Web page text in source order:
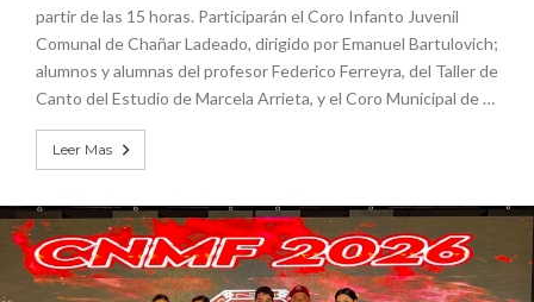
partir de las 15 horas. Participarán el Coro Infanto Juvenil
Comunal de Chañar Ladeado, dirigido por Emanuel Bartulovich;
alumnos y alumnas del profesor Federico Ferreyra, del Taller de
Canto del Estudio de Marcela Arrieta, y el Coro Municipal de …
Leer Mas